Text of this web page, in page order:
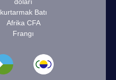
kurtarmak Batı
Afrika CFA
Frangı